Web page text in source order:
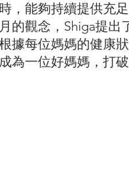
，能夠持續提供充
的觀念，Shiga提出
據每位媽媽的健康
為一位好媽媽，打